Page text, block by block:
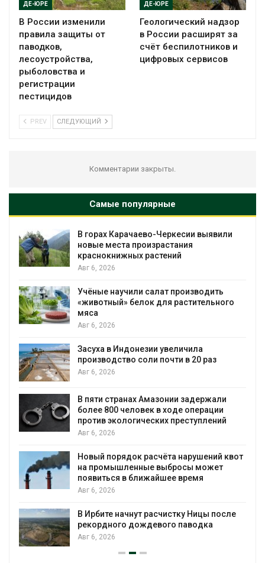
ДЕ-ЮРЕ
В России изменили
правила защиты от
паводков,
лесоустройства,
рыболовства и
регистрации
пестицидов
ДЕ-ЮРЕ
Геологический надзор
в России расширят за
счёт беспилотников и
цифровых сервисов
PREV СЛЕДУЮЩИЙ
Комментарии закрыты.
Самые популярные
В горах Карачаево-Черкесии выявили
новые места произрастания
краснокнижных растений
Авг 6, 2026
Учёные научили салат производить
«животный» белок для растительного
мяса
Авг 6, 2026
Засуха в Индонезии увеличила
производство соли почти в 20 раз
Авг 6, 2026
В пяти странах Амазонии задержали
более 800 человек в ходе операции
против экологических преступлений
Авг 6, 2026
Новый порядок расчёта нарушений квот
на промышленные выбросы может
появиться в ближайшее время
Авг 6, 2026
В Ирбите начнут расчистку Ницы после
рекордного дождевого паводка
Авг 6, 2026